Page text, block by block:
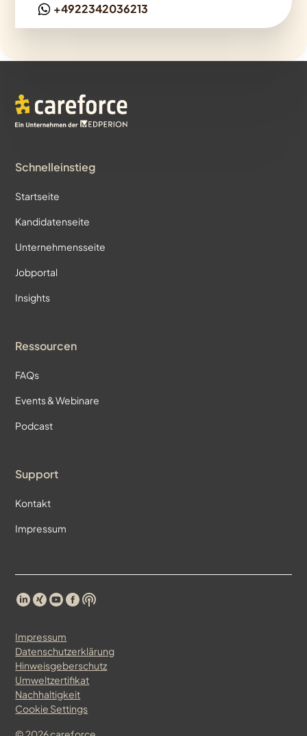
+4922342036213
Schnelleinstieg
Startseite
Kandidatenseite
Unternehmensseite
Jobportal
Insights
Ressourcen
FAQs
Events & Webinare
Podcast
Support
Kontakt
Impressum
Impressum
Datenschutzerklärung
Hinweisgeberschutz
Umweltzertifikat
Nachhaltigkeit
Cookie Settings